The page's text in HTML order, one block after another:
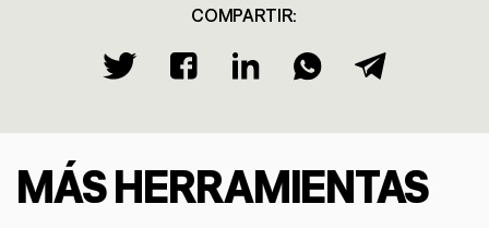
COMPARTIR:
MÁS HERRAMIENTAS